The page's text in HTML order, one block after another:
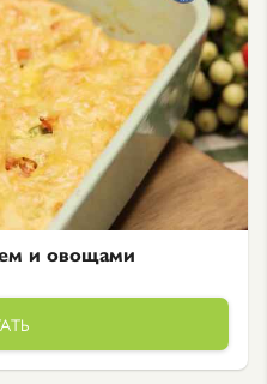
и овощами